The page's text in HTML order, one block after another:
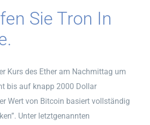
Sie Tron In
Kurs des Ether am Nachmittag um
bis auf knapp 2000 Dollar
Wert von Bitcoin basiert vollständig
Unter letztgenannten